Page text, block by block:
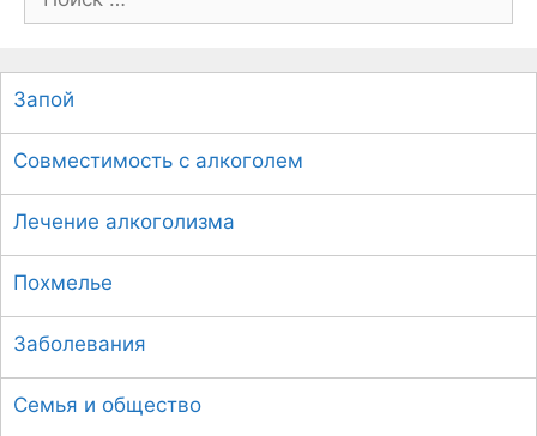
о
с
к
:
Запой
Совместимость с алкоголем
Лечение алкоголизма
Похмелье
Заболевания
Семья и общество